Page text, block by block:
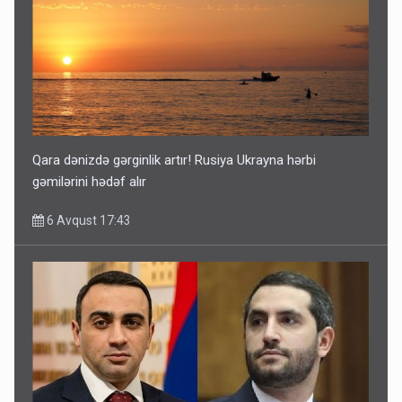
Qara dənizdə gərginlik artır! Rusiya Ukrayna hərbi
gəmilərini hədəf alır
6 Avqust 17:43